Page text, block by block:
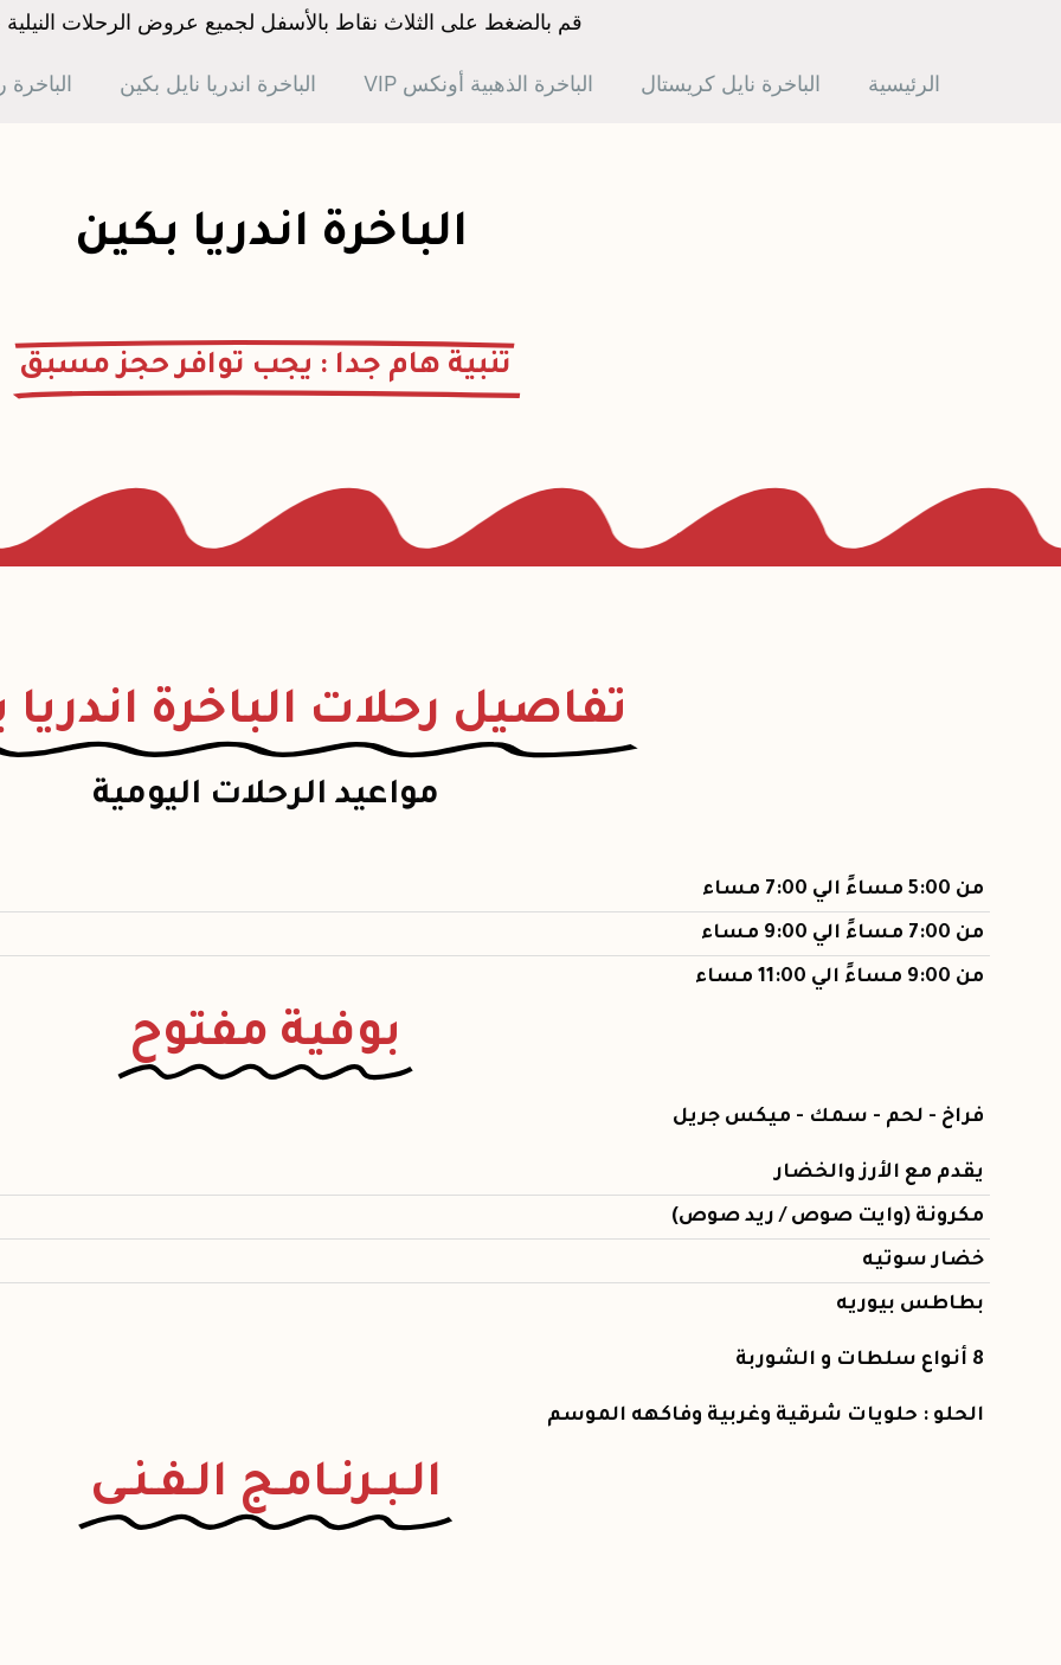
قم بالضغط على الثلاث نقاط بالأسفل لجميع عروض الرحلات النيلية 2026
الرئيسية الباخرة نايل كريستال الباخرة الذهبية أونكس VIP​ الباخرة اندريا نايل بكين
الباخرة اندريا بكين
تنبية هام جدا : يجب توافر حجز مسبق
تفاصيل رحلات الباخرة
مواعيد الرحلات اليومية
من 5:00 مساءً الي 7:00 مساء
من 7:00 مساءً الي 9:00 مساء
من 9:00 مساءً الي 11:00 مساء
بوفية مفتوح
فراخ - لحم - سمك - ميكس جريل
يقدم مع الأرز والخضار
مكرونة (وايت صوص / ريد صوص)
خضار سوتيه
بطاطس بيوريه
8 أنواع سلطات و الشوربة
الحلو : حلويات شرقية وغربية وفاكهه الموسم
الـبـرنـامـج الـفـنـى